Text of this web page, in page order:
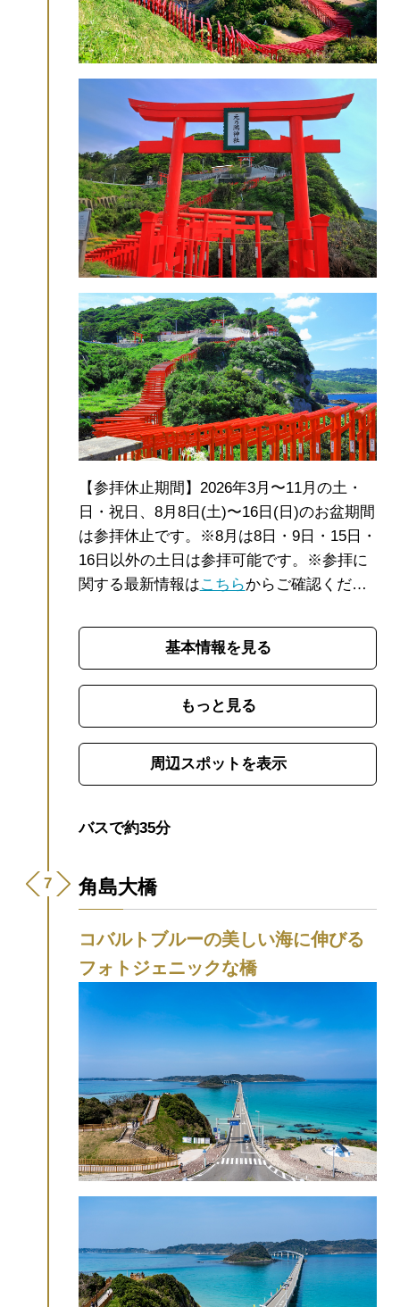
【参拝休止期間】2026年3月〜11月の土・
日・祝日、8月8日(土)〜16日(日)のお盆期間
は参拝休止です。
※8月は8日・9日・15日・
16日以外の土日は参拝可能です。
※参拝に
関する最新情報はこちらからご確認くださ
報や駐車場についてはこちら！【混雑状
では、ライブカメラで第1駐車場
など元乃隅神社周辺の混雑状況を確認でき
日本海に向かって123基の赤い鳥居が
連なる景色が圧巻の元乃隅神社。赤い鳥
居、青い海、緑の大地のコントラストが美
しい、世界も注目する絶景が自慢の神社で
人気でSNS映えも抜群。CNN「日本の最も
出口のひときわ大きな鳥居の上部、高さ約6
ｍに賽銭箱が設置されています。お賽銭を
います。(※現在休止中。再開時期未定。)
地元ライターが元乃隅神社の見どころ・楽
しみ方を徹底レポ♪
ットもご紹介！
高台の下、参道入口「正面
の鳥居」近くの岩場では、運が良いと海水
き」を見ることができます。その様子はま
るで天に昇る竜のよう。※岩場は滑りやす
いので、歩くときは細心の注意を払ってく
ださい。社務所では、可愛い白狐の御朱印
を選べます。参拝の記念にいかがでしょう
か。
基本情報を見る
もっと見る
周辺スポットを表示
バスで約35分
角島大橋
コバルトブルーの美しい海に伸びる
フォトジェニックな橋